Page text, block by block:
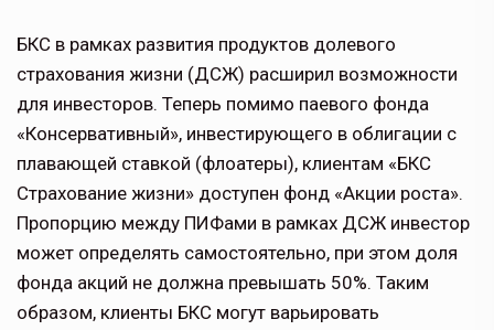
БКС в рамках развития продуктов долевого
страхования жизни (ДСЖ) расширил возможности
для инвесторов. Теперь помимо паевого фонда
«Консервативный», инвестирующего в облигации с
плавающей ставкой (флоатеры), клиентам «БКС
Страхование жизни» доступен фонд «Акции роста».
Пропорцию между ПИФами в рамках ДСЖ инвестор
может определять самостоятельно, при этом доля
фонда акций не должна превышать 50%. Таким
образом, клиенты БКС могут варьировать